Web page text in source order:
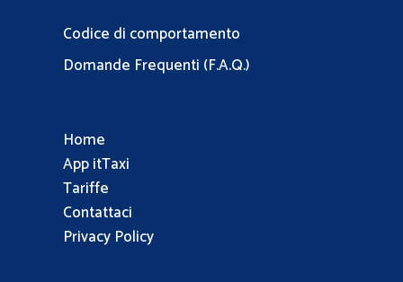
Codice di comportamento
Domande Frequenti (F.A.Q.)
Home
App itTaxi
Tariffe
Contattaci
Privacy Policy